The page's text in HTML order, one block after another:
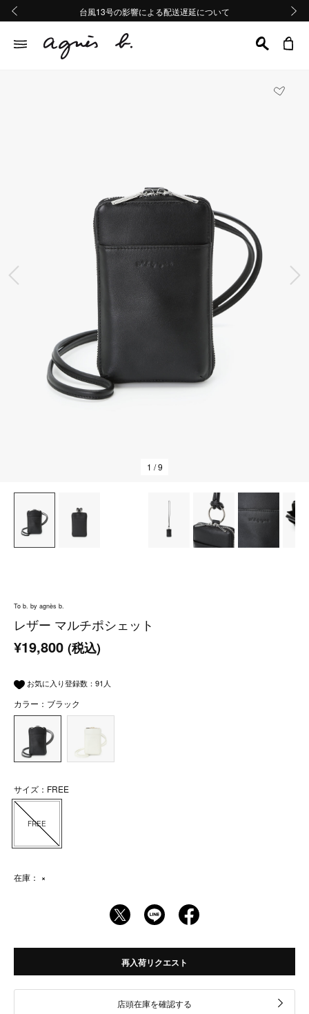
熊本地域地震の影響による配送遅延について
Summer Sale 2buy10%OFF!!
台風13号の影響による配送遅延について
熊本地域地震の影響による配送遅延について
Summer Sale 2buy10%OFF!!
前の画像
1 / 9
To b. by agnès b.
レザー マルチポシェット
¥19,800 (税込)
お気に入り登録数： 91 人
カラー：ブラック
サイズ：FREE
FREE
在庫： ×
再入荷リクエスト
店頭在庫を確認する